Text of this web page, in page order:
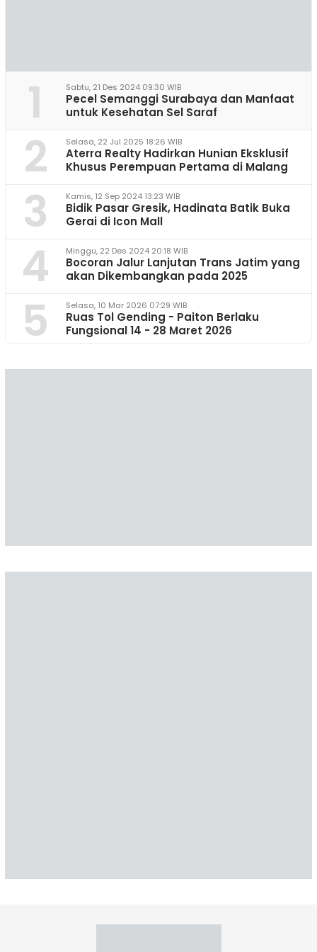
1 Sabtu, 21 Des 2024 09:30 WIB
Pecel Semanggi Surabaya dan Manfaat
untuk Kesehatan Sel Saraf
2 Selasa, 22 Jul 2025 18:26 WIB
Aterra Realty Hadirkan Hunian Eksklusif
Khusus Perempuan Pertama di Malang
3 Kamis, 12 Sep 2024 13:23 WIB
Bidik Pasar Gresik, Hadinata Batik Buka
Gerai di Icon Mall
4 Minggu, 22 Des 2024 20:18 WIB
Bocoran Jalur Lanjutan Trans Jatim yang
akan Dikembangkan pada 2025
5 Selasa, 10 Mar 2026 07:29 WIB
Ruas Tol Gending - Paiton Berlaku
Fungsional 14 - 28 Maret 2026